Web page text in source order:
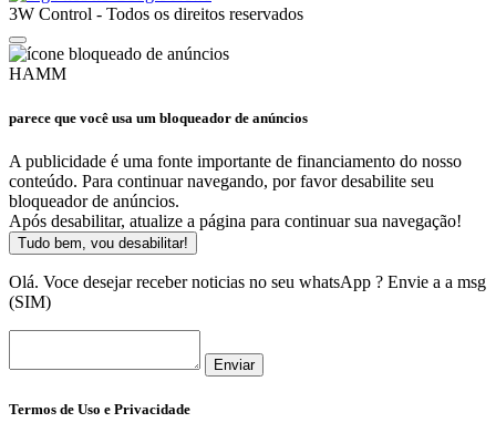
3W Control - Todos os direitos reservados
HAMM
parece que você usa um bloqueador de anúncios
A publicidade é uma fonte importante de financiamento do nosso
conteúdo. Para continuar navegando, por favor desabilite seu
bloqueador de anúncios.
Após desabilitar, atualize a página para continuar sua navegação!
Tudo bem, vou desabilitar!
Olá. Voce desejar receber noticias no seu whatsApp ? Envie a a msg
(SIM)
Enviar
Termos de Uso e Privacidade